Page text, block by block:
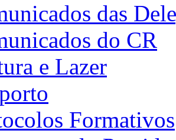
das
do CR
e Lazer
Formativos